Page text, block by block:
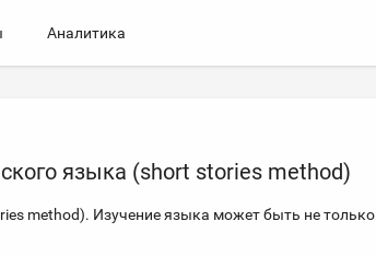
Аналитика
языка (short stories method)
method). Изучение языка может быть не только